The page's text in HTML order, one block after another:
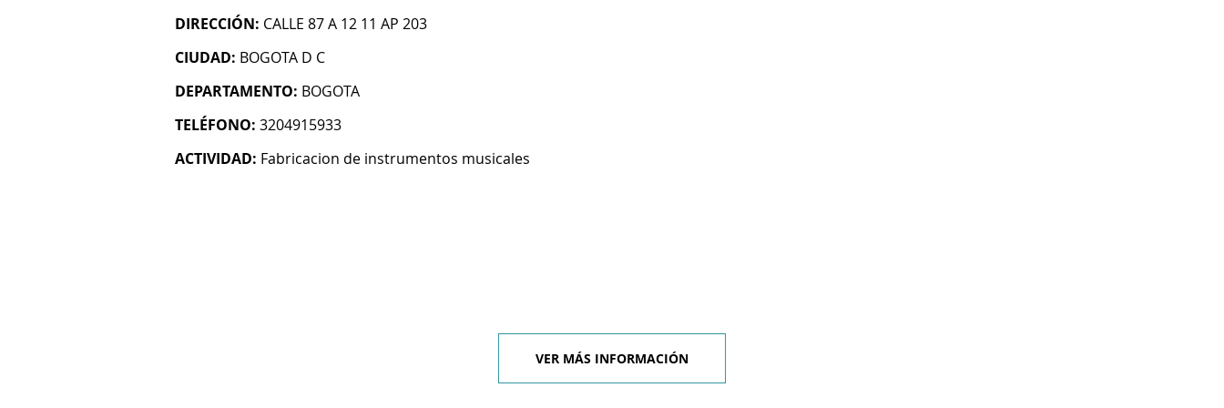
DIRECCIÓN: CALLE 87 A 12 11 AP 203
CIUDAD: BOGOTA D C
DEPARTAMENTO: BOGOTA
TELÉFONO: 3204915933
ACTIVIDAD: Fabricacion de instrumentos musicales
VER MÁS INFORMACIÓN